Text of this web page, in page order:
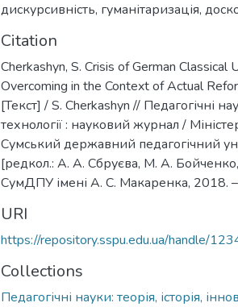
дискурсивність, гуманітаризація,
Citation
Cherkashyn, S. Crisis of German
Overcoming in the Context of Actual
[Текст] / S. Cherkashyn // Педагогічні
технології : науковий журнал /
Сумський державний педагогічний
[редкол.: А. А. Сбруєва, М. А.
СумДПУ імені А. С. Макаренка, 2018.
URI
https://repository.sspu.edu.ua/handle/
Collections
Педагогічні науки: теорія, історія,